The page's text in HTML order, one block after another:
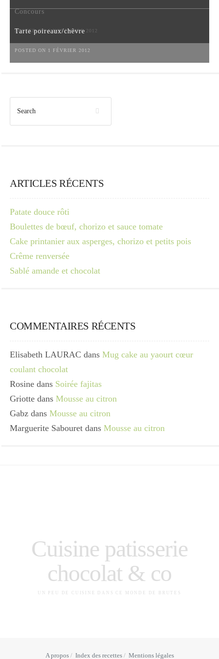
Concours
POSTED ON 6 NOVEMBRE 2012
Tarte poireaux/chèvre
POSTED ON 1 FÉVRIER 2012
ARTICLES RÉCENTS
Patate douce rôti
Boulettes de bœuf, chorizo et sauce tomate
Cake printanier aux asperges, chorizo et petits pois
Crême renversée
Sablé amande et chocolat
COMMENTAIRES RÉCENTS
Elisabeth LAURAC dans Mug cake au yaourt cœur
coulant chocolat
Rosine dans Soirée fajitas
Griotte dans Mousse au citron
Gabz dans Mousse au citron
Marguerite Sabouret dans Mousse au citron
Cuisine patisserie
chocolat & co
UN PEU DE CUISINE DANS CE MONDE DE BRUTES
A propos Index des recettes Mentions légales